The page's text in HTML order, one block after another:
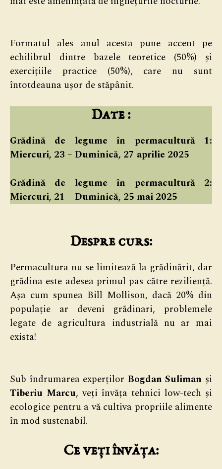
Formatul ales anul acesta pune accent pe
echilibrul dintre bazele teoretice (50%) și
exercițiile practice (50%), care nu sunt
întotdeauna ușor de stăpânit.
Date :
Grădină de legume în permacultură 1:
Miercuri, 23 – Duminică, 27 aprilie 2025
Grădină de legume în permacultură 2:
Miercuri, 21 – Duminică, 25 mai 2025
Despre curs:
Permacultura nu se limitează la grădinărit, dar
grădina este adesea primul pas către reziliență.
Așa cum spunea Bill Mollison, dacă 20% din
populație ar deveni grădinari, problemele
legate de agricultura industrială nu ar mai
exista!
Sub îndrumarea experților Bogdan Suliman și
Tiberiu Marcu, veți învăța tehnici low-tech și
ecologice pentru a vă cultiva propriile alimente
în mod sustenabil.
Ce veți învăța: